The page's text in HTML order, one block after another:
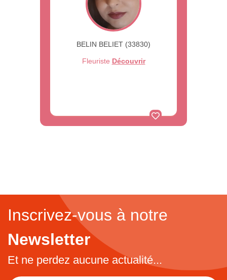
BELIN BELIET (33830)
Fleuriste Découvrir
Inscrivez-vous à notre
Newsletter
Et ne perdez aucune actualité...